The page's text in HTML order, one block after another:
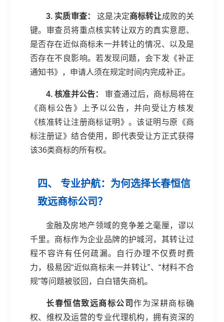
3. 实质审查： 这是决定商标转让成败的关
键。审查员将重点核实转让双方的真实意愿、
是否存在近似商标未一并转让的情况、以及是
否存在不良影响。若发现问题，会下发《补正
通知书》，申请人须在规定时间内完成补正。
4. 核准并公告：
审查通过后，商标局将在
《商标公告》上予以公告，并向受让方核发
《核准转让注册商标证明》。该证明与原《商
标注册证》结合使用，即代表受让方正式获得
该36类商标的所有权。
四、 专业护航：为何选择长春恒信
致远商标公司？
金融及房地产领域的竞争差之毫厘，谬以
千里。商标作为企业品牌的护城河，其转让过
程不容许有任何疏漏。自行办理不仅费时费
力，极易因“近似商标未一并转让”、“材料不合
规”等问题被驳回，白白错失商机。
长春恒信致远商标公司 作为深耕商标确
权、维权及运营的专业代理机构，拥有资深的